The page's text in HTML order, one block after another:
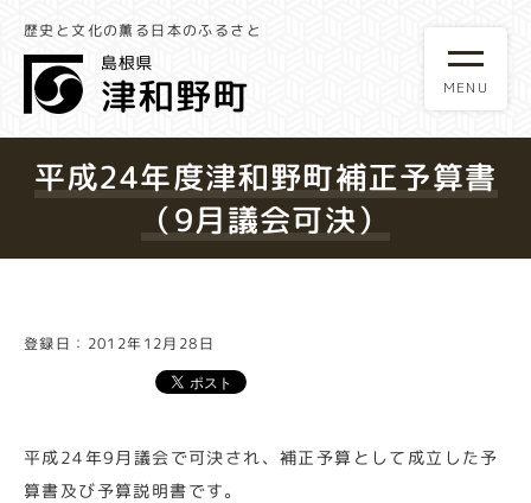
歴史と文化の薫る日本のふるさと
平成24年度津和野町補正予算書
（9月議会可決）
登録日：2012年12月28日
平成24年9月議会で可決され、補正予算として成立した予
算書及び予算説明書です。